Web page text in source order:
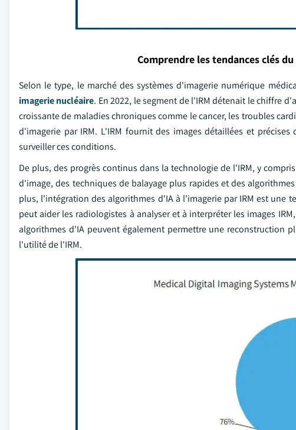
Comprendre les tendances clés
Selon le type, le marché des systèmes d'imagerie numérique
imagerie nucléaire. En 2022, le segment de l'IRM détenait le chiffre
croissante de maladies chroniques comme le cancer, les troubles
d'imagerie par IRM. L'IRM fournit des images détaillées et
surveiller ces conditions.
De plus, des progrès continus dans la technologie de l'IRM, y
d'image, des techniques de balayage plus rapides et des
plus, l'intégration des algorithmes d'IA à l'imagerie par IRM est une
peut aider les radiologistes à analyser et à interpréter les images
algorithmes d'IA peuvent également permettre une reconstruction
l'utilité de l'IRM.